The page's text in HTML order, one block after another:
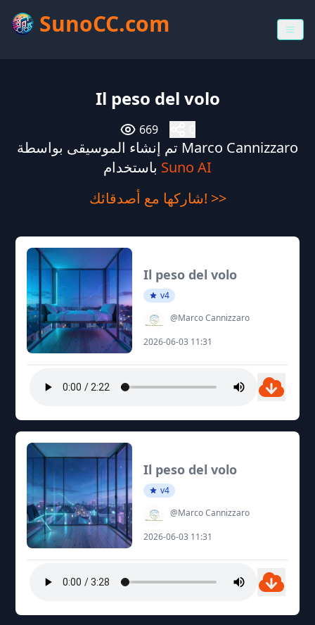
SunoCC.com
Il peso del volo
669
تم إنشاء الموسيقى بواسطة Marco Cannizzaro
Suno AI
شاركها مع أصدقائك! >>
Il peso del volo
v4
@Marco Cannizzaro
2026-06-03 11:31
Il peso del volo
v4
@Marco Cannizzaro
2026-06-03 11:31